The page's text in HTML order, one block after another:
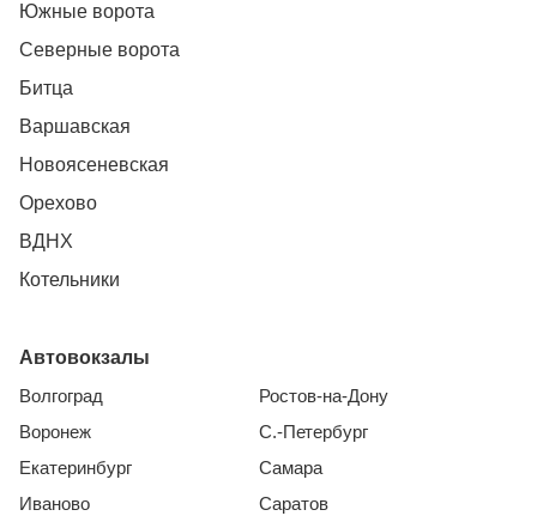
Южные ворота
Северные ворота
Битца
Варшавская
Новоясеневская
Орехово
ВДНХ
Котельники
Автовокзалы
Волгоград
Воронеж
Екатеринбург
Иваново
Ростов-на-Дону
С.-Петербург
Самара
Саратов